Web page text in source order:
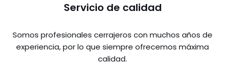
Servicio de calidad
Somos profesionales cerrajeros con muchos años de
experiencia, por lo que siempre ofrecemos máxima
calidad.